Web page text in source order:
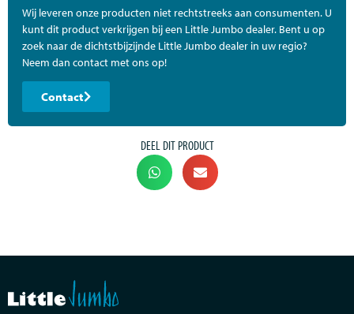
Wij leveren onze producten niet rechtstreeks aan consumenten. U
kunt dit product verkrijgen bij een Little Jumbo dealer. Bent u op
zoek naar de dichtstbijzijnde Little Jumbo dealer in uw regio?
Neem dan contact met ons op!
Contact
DEEL DIT PRODUCT